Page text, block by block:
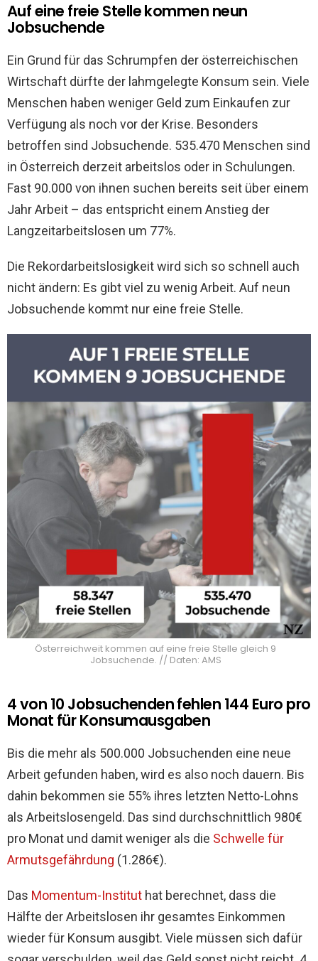
Auf eine freie Stelle kommen neun
Jobsuchende
Ein Grund für das Schrumpfen der österreichischen
Wirtschaft dürfte der lahmgelegte Konsum sein. Viele
Menschen haben weniger Geld zum Einkaufen zur
Verfügung als noch vor der Krise. Besonders
betroffen sind Jobsuchende. 535.470 Menschen sind
in Österreich derzeit arbeitslos oder in Schulungen.
Fast 90.000 von ihnen suchen bereits seit über einem
Jahr Arbeit – das entspricht einem Anstieg der
Langzeitarbeitslosen um 77%.
Die Rekordarbeitslosigkeit wird sich so schnell auch
nicht ändern: Es gibt viel zu wenig Arbeit. Auf neun
Jobsuchende kommt nur eine freie Stelle.
Österreichweit kommen auf eine freie Stelle gleich 9
Jobsuchende. // Daten: AMS
4 von 10 Jobsuchenden fehlen 144 Euro pro
Monat für Konsumausgaben
Bis die mehr als 500.000 Jobsuchenden eine neue
Arbeit gefunden haben, wird es also noch dauern. Bis
dahin bekommen sie 55% ihres letzten Netto-Lohns
als Arbeitslosengeld. Das sind durchschnittlich 980€
pro Monat und damit weniger als die Schwelle für
Armutsgefährdung (1.286€).
Das Momentum-Institut hat berechnet, dass die
Hälfte der Arbeitslosen ihr gesamtes Einkommen
wieder für Konsum ausgibt. Viele müssen sich dafür